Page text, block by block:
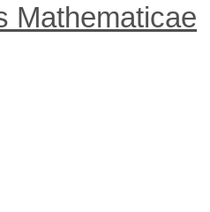
Mathematicae